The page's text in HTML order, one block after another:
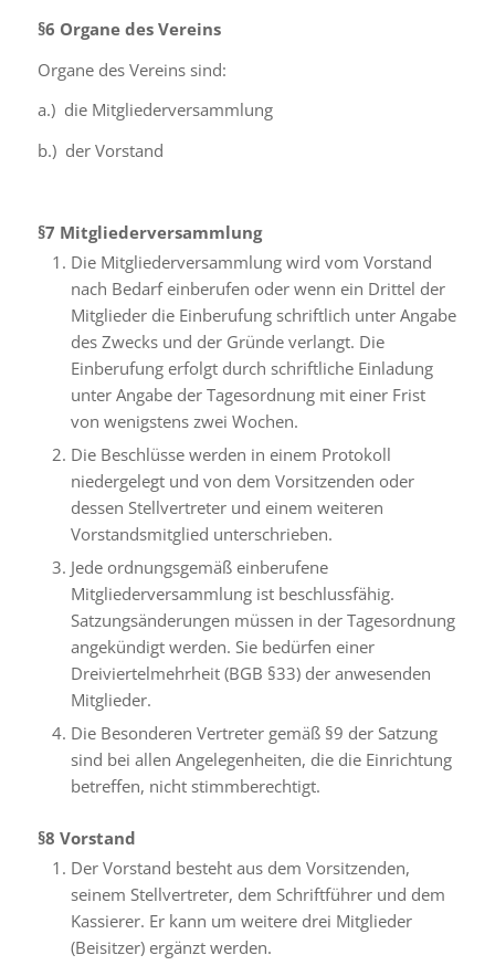
§6 Organe des Vereins
Organe des Vereins sind:
a.) die Mitgliederversammlung
b.) der Vorstand
§7 Mitgliederversammlung
Die Mitgliederversammlung wird vom Vorstand
nach Bedarf einberufen oder wenn ein Drittel der
Mitglieder die Einberufung schriftlich unter Angabe
des Zwecks und der Gründe verlangt. Die
Einberufung erfolgt durch schriftliche Einladung
unter Angabe der Tagesordnung mit einer Frist
von wenigstens zwei Wochen.
Die Beschlüsse werden in einem Protokoll
niedergelegt und von dem Vorsitzenden oder
dessen Stellvertreter und einem weiteren
Vorstandsmitglied unterschrieben.
Jede ordnungsgemäß einberufene
Mitgliederversammlung ist beschlussfähig.
Satzungsänderungen müssen in der Tagesordnung
angekündigt werden. Sie bedürfen einer
Dreiviertelmehrheit (BGB §33) der anwesenden
Mitglieder.
Die Besonderen Vertreter gemäß §9 der Satzung
sind bei allen Angelegenheiten, die die Einrichtung
betreffen, nicht stimmberechtigt.
§8 Vorstand
Der Vorstand besteht aus dem Vorsitzenden,
seinem Stellvertreter, dem Schriftführer und dem
Kassierer. Er kann um weitere drei Mitglieder
(Beisitzer) ergänzt werden.